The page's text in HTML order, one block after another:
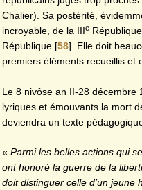
Chalier). Sa postérité,
incroyable, de la IIIe
République [58] . Elle doit
premiers éléments recueillis et
Le 8 nivôse an II-28 décembre
lyriques et émouvants la mort
deviendra un texte
« Parmi les belles actions qui
ont honoré la guerre de la
doit distinguer celle d’un